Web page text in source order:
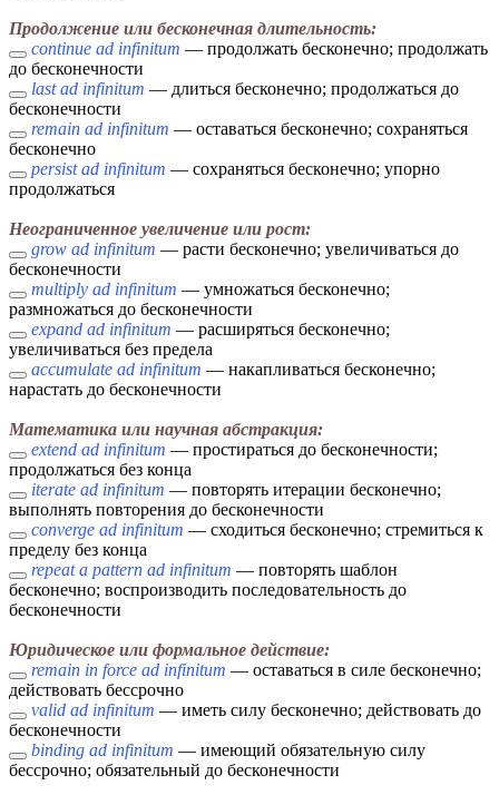
Продолжение или бесконечная длительность:
continue ad infinitum — продолжать бесконечно; продолжать
до бесконечности
last ad infinitum — длиться бесконечно; продолжаться до
бесконечности
remain ad infinitum — оставаться бесконечно; сохраняться
бесконечно
persist ad infinitum — сохраняться бесконечно; упорно
продолжаться
Неограниченное увеличение или рост:
grow ad infinitum — расти бесконечно; увеличиваться до
бесконечности
multiply ad infinitum — умножаться бесконечно;
размножаться до бесконечности
expand ad infinitum — расширяться бесконечно;
увеличиваться без предела
accumulate ad infinitum — накапливаться бесконечно;
нарастать до бесконечности
Математика или научная абстракция:
extend ad infinitum — простираться до бесконечности;
продолжаться без конца
iterate ad infinitum — повторять итерации бесконечно;
выполнять повторения до бесконечности
converge ad infinitum — сходиться бесконечно; стремиться к
пределу без конца
repeat a pattern ad infinitum — повторять шаблон
бесконечно; воспроизводить последовательность до
бесконечности
Юридическое или формальное действие:
remain in force ad infinitum — оставаться в силе бесконечно;
действовать бессрочно
valid ad infinitum — иметь силу бесконечно; действовать до
бесконечности
binding ad infinitum — имеющий обязательную силу
бессрочно; обязательный до бесконечности